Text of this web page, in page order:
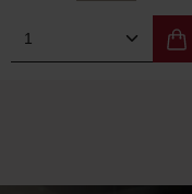
die Anzahl
dieein oder
den
Produkt